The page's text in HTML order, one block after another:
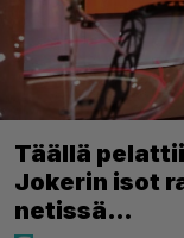
Täällä
Jokerin isot
netissä…